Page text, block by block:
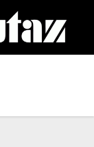
content